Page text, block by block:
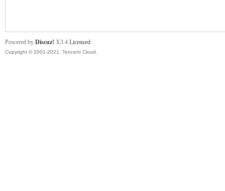
Powered by Discuz! X3.4 Licensed
Copyright © 2001-2021, Tencent Cloud.